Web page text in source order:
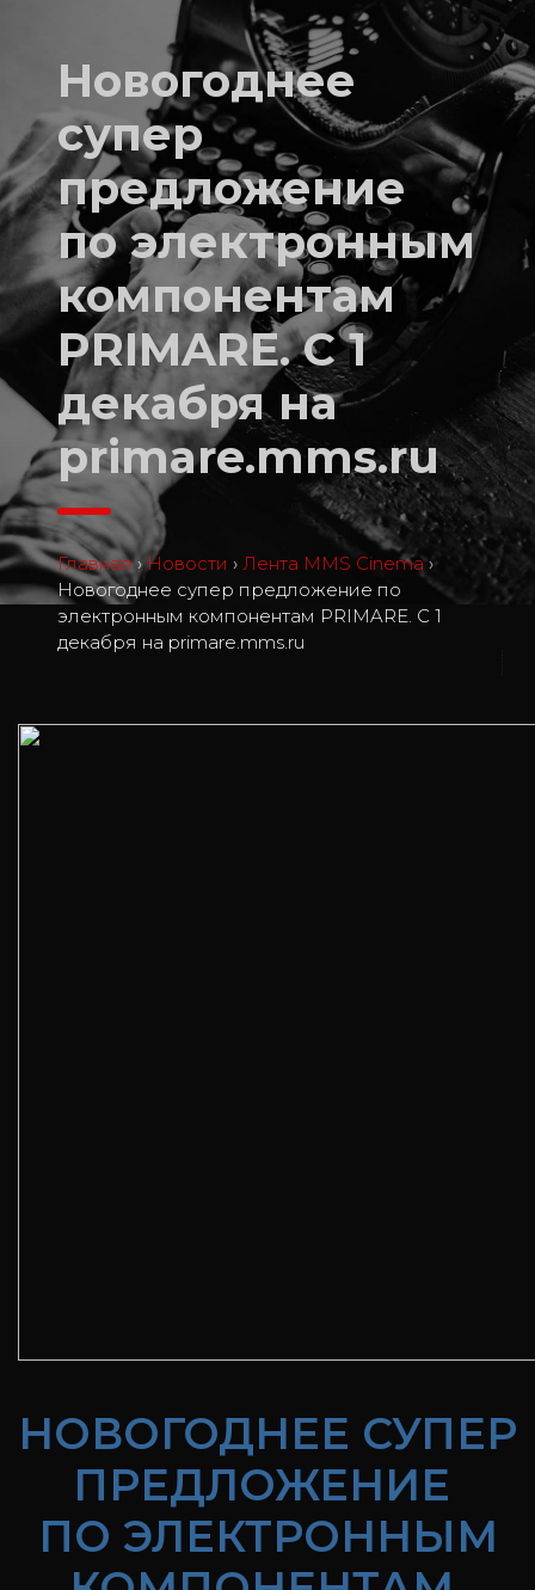
Новогоднее
супер
предложение
по электронным
компонентам
PRIMARE. С 1
декабря на
primare.mms.ru
Главная › Новости › Лента MMS Cinema ›
Новогоднее супер предложение по
электронным компонентам PRIMARE. С 1
декабря на primare.mms.ru
НОВОГОДНЕЕ СУПЕР
ПРЕДЛОЖЕНИЕ
ПО ЭЛЕКТРОННЫМ